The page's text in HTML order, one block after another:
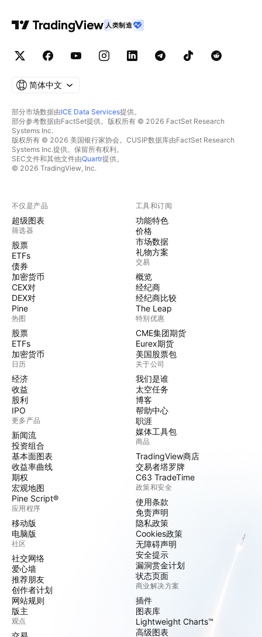
人类制造
简体中文
部分市场数据由ICE Data Services提供。
部分参考数据由FactSet提供。版权所有 © 2026 FactSet Research
Systems Inc.
版权所有 © 2026 美国银行家协会。CUSIP数据库由FactSet Research
Systems Inc.提供。保留所有权利。
SEC文件和其他文件由Quartr提供。
© 2026 TradingView, Inc.
不仅是产品
超级图表
筛选器
股票
ETFs
债券
加密货币
CEX对
DEX对
Pine
热图
股票
ETFs
加密货币
日历
经济
收益
股利
IPO
更多产品
新闻流
投资组合
基本面图表
收益率曲线
期权
宏观地图
Pine Script®
应用程序
移动版
电脑版
社区
社交网络
爱心墙
推荐朋友
创作者计划
网站规则
版主
观点
工具和订阅
功能特色
价格
市场数据
礼物方案
交易
概览
经纪商
经纪商比较
The Leap
特别优惠
CME集团期货
Eurex期货
美国股票包
关于公司
我们是谁
太空任务
博客
帮助中心
职涯
媒体工具包
商品
TradingView商店
交易者塔罗牌
C63 TradeTime
政策和安全
使用条款
免责声明
隐私政策
Cookies政策
无障碍声明
安全提示
漏洞赏金计划
状态页面
商业解决方案
插件
图表库
Lightweight Charts™
高级图表